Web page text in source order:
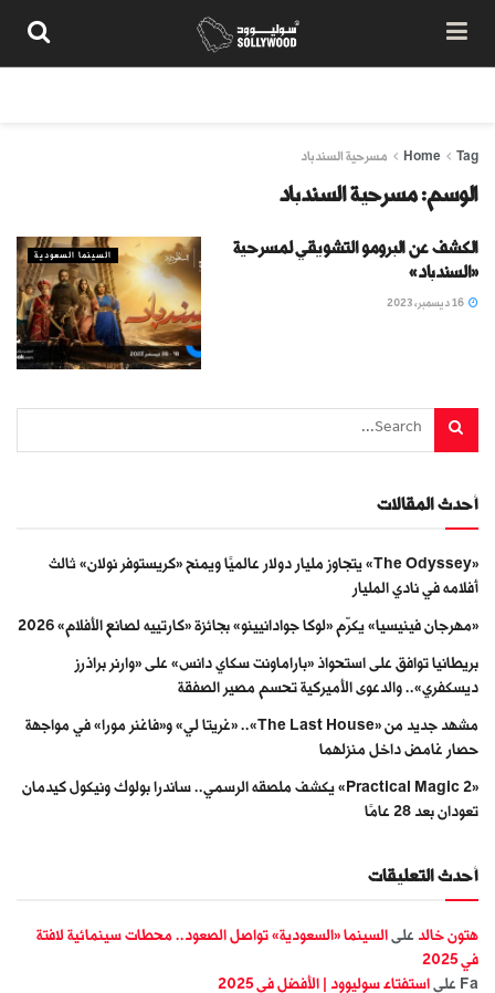
Home Tag مسرحية السندباد
الوسم:مسرحية السندباد
السينما السعودية
الكشف عن البرومو التشويقي لمسرحية
«السندباد»
أحدث المقالات
«The Odyssey» يتجاوز مليار دولار عالميًا ويمنح «كريستوفر نولان» ثالث
أفلامه في نادي المليار
«مهرجان فينيسيا» يكرّم «لوكا جوادانيينو» بجائزة «كارتييه لصانع الأفلام» 2026
بريطانيا توافق على استحواذ «باراماونت سكاي دانس» على «وارنر براذرز
ديسكفري».. والدعوى الأميركية تحسم مصير الصفقة
مشهد جديد من «The Last House».. «غريتا لي» و«فاغنر مورا» في مواجهة
حصار غامض داخل منزلهما
«Practical Magic 2» يكشف ملصقه الرسمي.. ساندرا بولوك ونيكول كيدمان
تعودان بعد 28 عامًا
أحدث التعليقات
هتون خالد على السينما «السعودية» تواصل الصعود.. محطات سينمائية لافتة
في 2025
Fa على استفتاء سوليوود | الأفضل في 2025